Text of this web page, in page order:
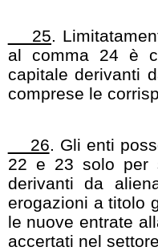
25.
al comma 24 è
capitale derivanti
comprese le
26. Gli enti
22 e 23 solo per
derivanti da
erogazioni a titolo
le nuove entrate
accertati nel